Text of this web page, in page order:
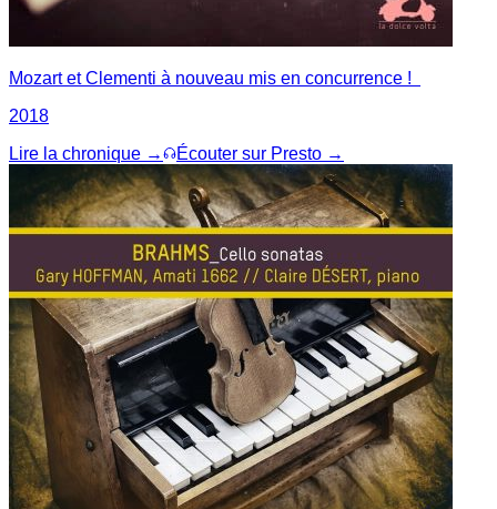
Mozart et Clementi à nouveau mis en concurrence !
2018
Lire la chronique →
Écouter sur Presto →